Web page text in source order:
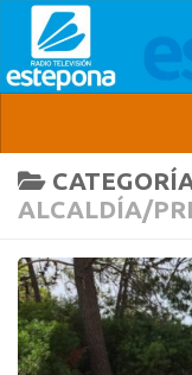
ALCALDÍA/